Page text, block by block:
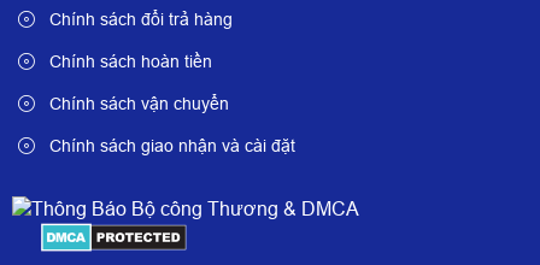
Chính sách đổi trả hàng
Chính sách hoàn tiền
Chính sách vận chuyển
Chính sách giao nhận và cài đặt